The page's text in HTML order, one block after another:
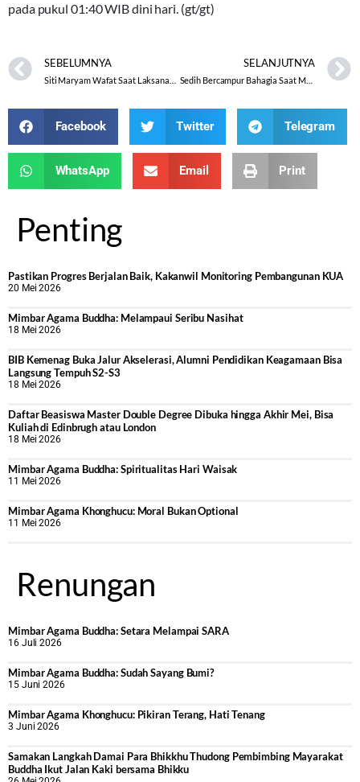
pada pukul 01:40 WIB dini hari. (gt/gt)
SEBELUMNYA SELANJUTNYA
Sedih Bercampur Bahagia Saat Melepas Calon Jamaah Haji
Facebook Twitter Telegram
WhatsApp Email Print
Penting
Pastikan Progres Berjalan Baik, Kakanwil Monitoring Pembangunan KUA
20 Mei 2026
Mimbar Agama Buddha: Melampaui Seribu Nasihat
18 Mei 2026
BIB Kemenag Buka Jalur Akselerasi, Alumni Pendidikan Keagamaan Bisa
Langsung Tempuh S2-S3
18 Mei 2026
Daftar Beasiswa Master Double Degree Dibuka hingga Akhir Mei, Bisa
Kuliah di Edinbrugh atau London
18 Mei 2026
Mimbar Agama Buddha: Spiritualitas Hari Waisak
11 Mei 2026
Mimbar Agama Khonghucu: Moral Bukan Optional
11 Mei 2026
Renungan
Mimbar Agama Buddha: Setara Melampai SARA
16 Juli 2026
Mimbar Agama Buddha: Sudah Sayang Bumi?
15 Juni 2026
Mimbar Agama Khonghucu: Pikiran Terang, Hati Tenang
3 Juni 2026
Samakan Langkah Damai Para Bhikkhu Thudong Pembimbing Mayarakat
Buddha Ikut Jalan Kaki bersama Bhikku